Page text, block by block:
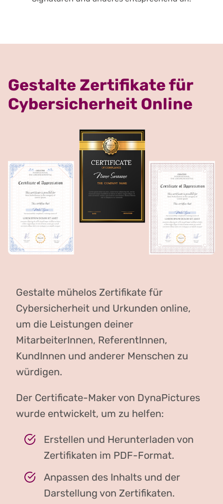
Gestalte Zertifikate für
Cybersicherheit Online
Gestalte mühelos Zertifikate für
Cybersicherheit und Urkunden online,
um die Leistungen deiner
MitarbeiterInnen, ReferentInnen,
KundInnen und anderer Menschen zu
würdigen.
Der Certificate-Maker von DynaPictures
wurde entwickelt, um zu helfen:
Erstellen und Herunterladen von
Zertifikaten im PDF-Format.
Anpassen des Inhalts und der
Darstellung von Zertifikaten.